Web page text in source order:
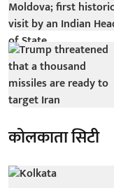
कोलकाता सिटी